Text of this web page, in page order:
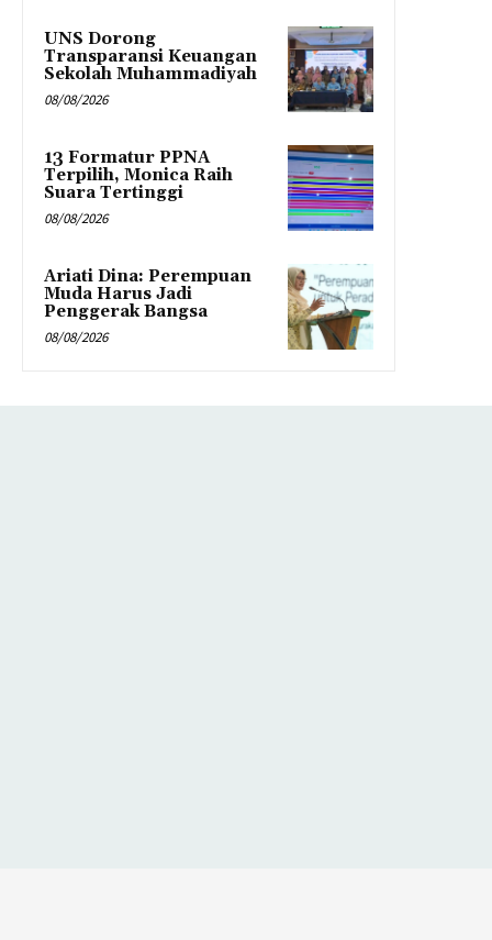
UNS Dorong
Transparansi Keuangan
Sekolah Muhammadiyah
08/08/2026
13 Formatur PPNA
Terpilih, Monica Raih
Suara Tertinggi
08/08/2026
Ariati Dina: Perempuan
Muda Harus Jadi
Penggerak Bangsa
08/08/2026